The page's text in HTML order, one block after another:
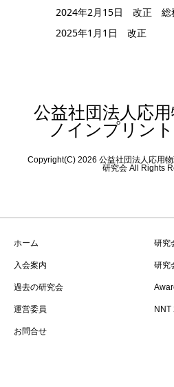
2024年2月15日 改正 総
2025年1月1日 改正
公益社団法人応
ノインプリン
Copyright(C) 2026 公益社団法人応用
研究会 All Rights
ホーム 研究
入会案内 研究
過去の研究会
運営委員 NNT
お問合せ